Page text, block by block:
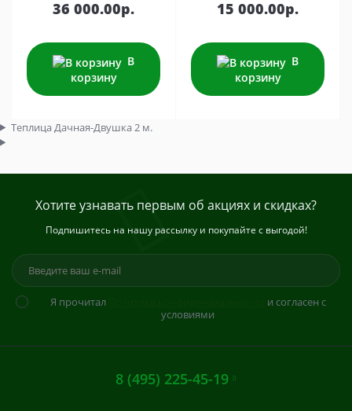
36 000.00р.
В
корзину
15 000.00р.
В
корзину
Теплица Дачная-Двушка 2 м.
Хотите узнавать первым об акциях и скидках?
Подпишитесь на нашу рассылку и покупайте с выгодой!
Я прочитал
и согласен с
условиями
8 (495) 225-45-19